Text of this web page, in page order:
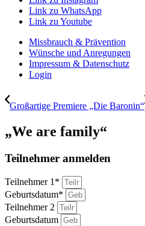
Link zu WhatsApp
Link zu Youtube
Missbrauch & Prävention
Wünsche und Anregungen
Impressum & Datenschutz
Login
Großartige Premiere „Die Baronin“
„We are family“
Teilnehmer anmelden
Teilnehmer 1*
Geburtsdatum*
Teilnehmer 2
Geburtsdatum